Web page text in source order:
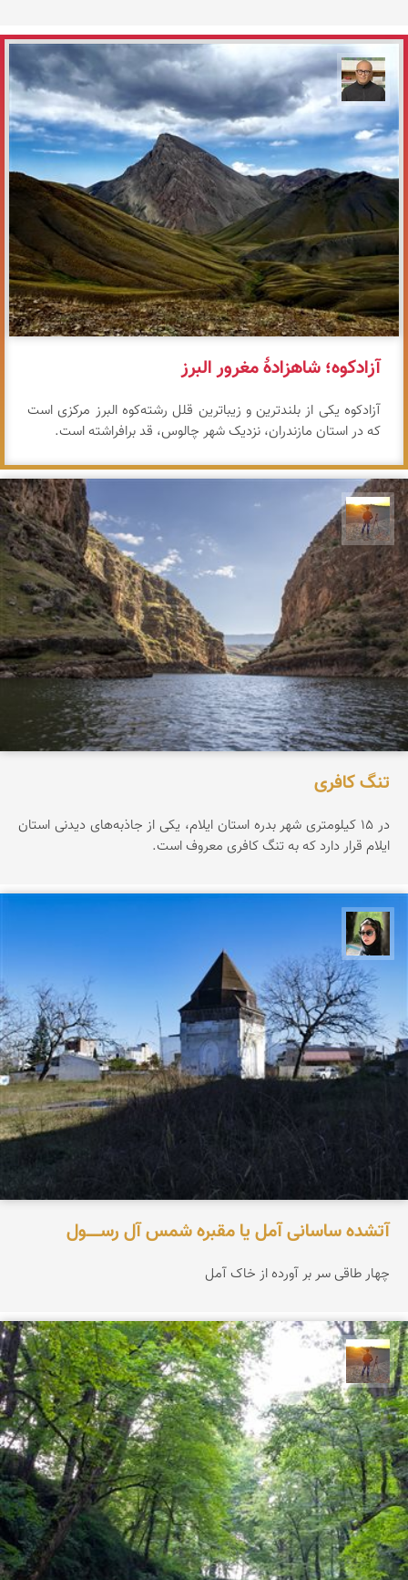
مازیار ذاکری
آزادکوه؛ شاهزادهٔ مغرور البرز
آزادکوه یکی از بلندترین و زیباترین قلل رشته‌کوه البرز مرکزی است
که در استان مازندران، نزدیک شهر چالوس، قد برافراشته است.
مهدی مخلصیان
تنگ کافری
در ۱۵ کیلومتری شهر بدره استان ایلام، یکی از جاذبه‌های دیدنی استان
ایلام قرار دارد که به تنگ کافری معروف است.
آتشده ساسانی آمل یا مقبره شمس آل‌ رســـــول
چهار طاقی سر بر آورده از خاک آمل